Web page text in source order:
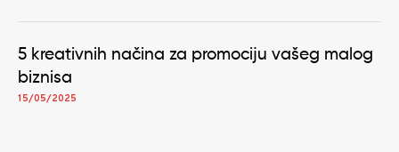
5 kreativnih načina za promociju vašeg malog
biznisa
15/05/2025